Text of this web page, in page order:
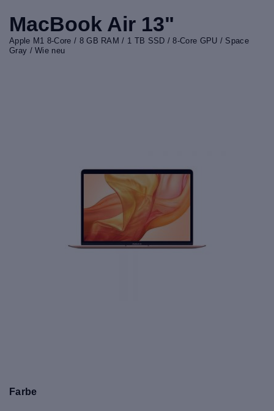
MacBook Air 13"
Apple M1 8-Core / 8 GB RAM / 1 TB SSD / 8-Core GPU / Space
Gray / Wie neu
Farbe